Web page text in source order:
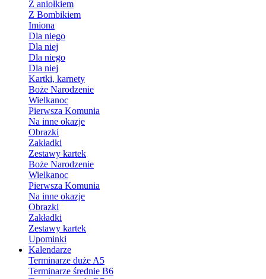
Z aniołkiem
Z Bombikiem
Imiona
Dla niego
Dla niej
Dla niego
Dla niej
Kartki, karnety
Boże Narodzenie
Wielkanoc
Pierwsza Komunia
Na inne okazje
Obrazki
Zakładki
Zestawy kartek
Boże Narodzenie
Wielkanoc
Pierwsza Komunia
Na inne okazje
Obrazki
Zakładki
Zestawy kartek
Upominki
Kalendarze
Terminarze duże A5
Terminarze średnie B6